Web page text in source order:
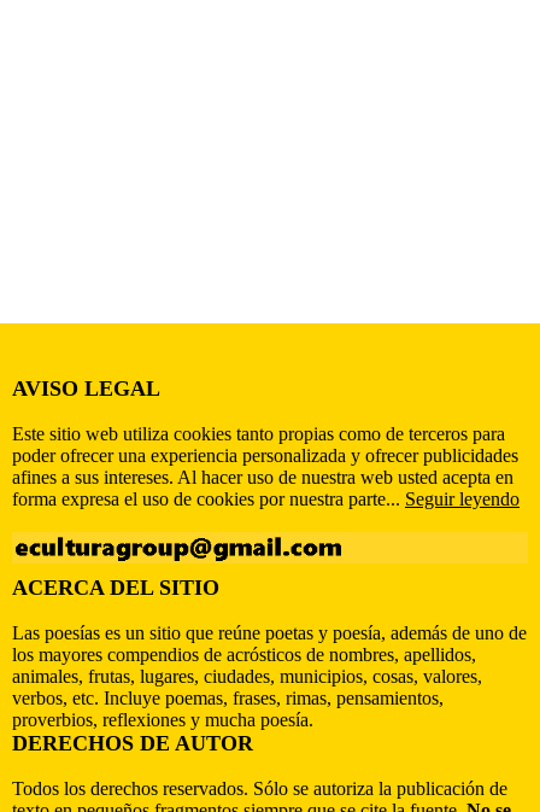
AVISO LEGAL
Este sitio web utiliza cookies tanto propias como de terceros para
poder ofrecer una experiencia personalizada y ofrecer publicidades
afines a sus intereses. Al hacer uso de nuestra web usted acepta en
forma expresa el uso de cookies por nuestra parte... Seguir leyendo
ACERCA DEL SITIO
Las poesías es un sitio que reúne poetas y poesía, además de uno de
los mayores compendios de acrósticos de nombres, apellidos,
animales, frutas, lugares, ciudades, municipios, cosas, valores,
verbos, etc. Incluye poemas, frases, rimas, pensamientos,
proverbios, reflexiones y mucha poesía.
DERECHOS DE AUTOR
Todos los derechos reservados. Sólo se autoriza la publicación de